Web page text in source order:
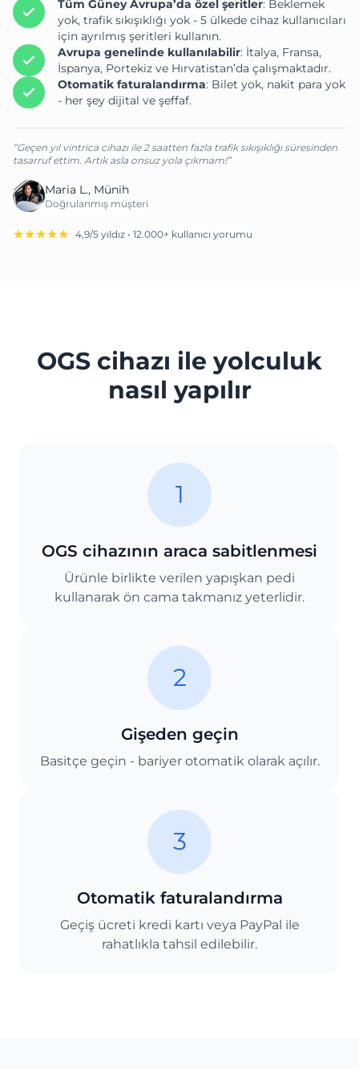
Tüm Güney Avrupa’da özel şeritler: Beklemek
yok, trafik sıkışıklığı yok - 5 ülkede cihaz kullanıcıları
için ayrılmış şeritleri kullanın.
Avrupa genelinde kullanılabilir: İtalya, Fransa,
İspanya, Portekiz ve Hırvatistan’da çalışmaktadır.
Otomatik faturalandırma: Bilet yok, nakit para yok
- her şey dijital ve şeffaf.
“Geçen yıl vintrica cihazı ile 2 saatten fazla trafik sıkışıklığı süresinden
tasarruf ettim. Artık asla onsuz yola çıkmam!”
Maria L., Münih
Doğrulanmış müşteri
★★★★★ 4,9/5 yıldız • 12.000+ kullanıcı yorumu
OGS cihazı ile yolculuk
nasıl yapılır
1
OGS cihazının araca sabitlenmesi
Ürünle birlikte verilen yapışkan pedi
kullanarak ön cama takmanız yeterlidir.
2
Gişeden geçin
Basitçe geçin - bariyer otomatik olarak açılır.
3
Otomatik faturalandırma
Geçiş ücreti kredi kartı veya PayPal ile
rahatlıkla tahsil edilebilir.